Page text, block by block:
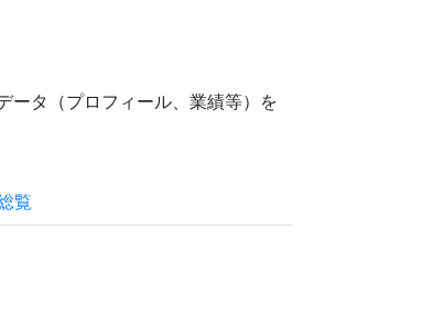
ータ（プロフィール、業績等）を
覧